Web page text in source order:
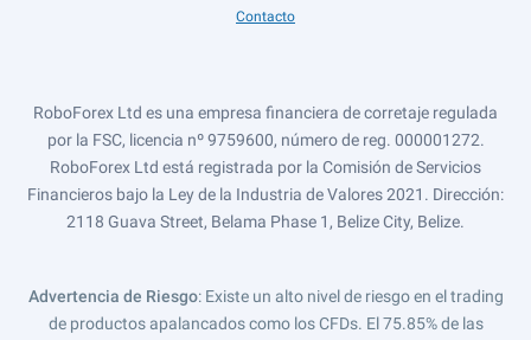
Contacto
RoboForex Ltd es una empresa financiera de corretaje regulada
por la FSC, licencia nº 9759600, número de reg. 000001272.
RoboForex Ltd está registrada por la Comisión de Servicios
Financieros bajo la Ley de la Industria de Valores 2021. Dirección:
2118 Guava Street, Belama Phase 1, Belize City, Belize.
Advertencia de Riesgo: Existe un alto nivel de riesgo en el trading
de productos apalancados como los CFDs. El 75.85% de las